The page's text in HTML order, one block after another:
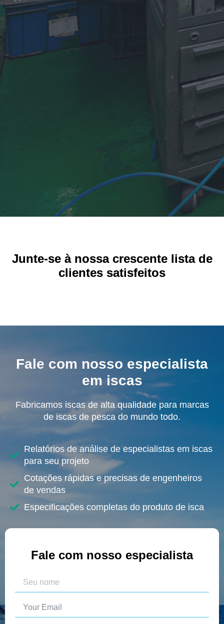
Junte-se à nossa crescente lista de
clientes satisfeitos
Fale com nosso especialista
em iscas
Fabricamos iscas de alta qualidade para marcas
de iscas de pesca do mundo todo.
Relatórios de análise de especialistas em iscas
para seu projeto
Cotações rápidas e precisas de engenheiros
de vendas
Especificações completas do produto de isca
Fale com nosso especialista